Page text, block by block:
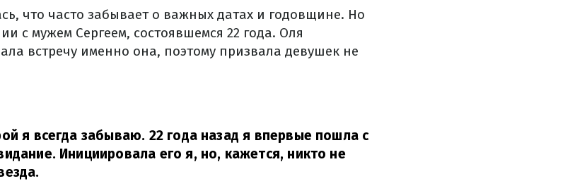
что часто забывает о важных датах и годовщине. Но
с мужем Сергеем, состоявшемся 22 года. Оля
встречу именно она, поэтому призвала девушек не
я всегда забываю. 22 года назад я впервые пошла с
Инициировала его я, но, кажется, никто не